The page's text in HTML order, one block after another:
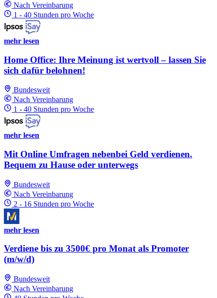
Nach Vereinbarung
1 - 40 Stunden pro Woche
mehr lesen
Home Office: Ihre Meinung ist wertvoll – lassen Sie
sich dafür belohnen!
Bundesweit
Nach Vereinbarung
1 - 40 Stunden pro Woche
mehr lesen
Mit Online Umfragen nebenbei Geld verdienen.
Bequem zu Hause oder unterwegs
Bundesweit
Nach Vereinbarung
2 - 16 Stunden pro Woche
mehr lesen
Verdiene bis zu 3500€ pro Monat als Promoter
(m/w/d)
Bundesweit
Nach Vereinbarung